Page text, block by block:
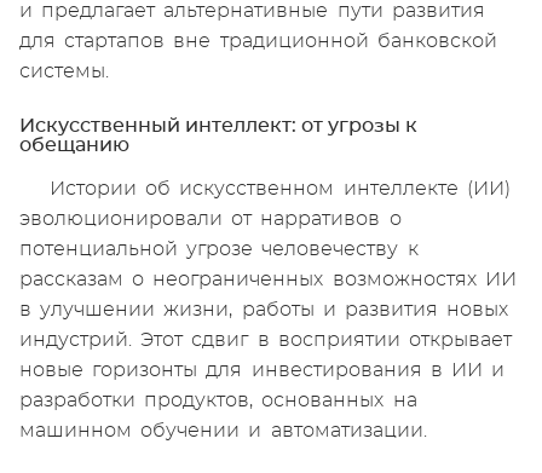
и предлагает альтернативные пути развития
для стартапов вне традиционной банковской
системы.
Искусственный интеллект: от угрозы к
обещанию
Истории об искусственном интеллекте (ИИ)
эволюционировали от нарративов о
потенциальной угрозе человечеству к
рассказам о неограниченных возможностях ИИ
в улучшении жизни, работы и развития новых
индустрий. Этот сдвиг в восприятии открывает
новые горизонты для инвестирования в ИИ и
разработки продуктов, основанных на
машинном обучении и автоматизации.